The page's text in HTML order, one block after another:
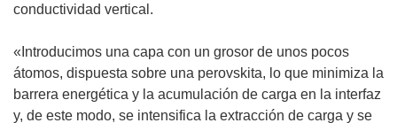
a
n
t
a
v
e
n
conductividad vertical.
«Introducimos una capa con un grosor de unos pocos
átomos, dispuesta sobre una perovskita, lo que minimiza la
barrera energética y la acumulación de carga en la interfaz
y, de este modo, se intensifica la extracción de carga y se